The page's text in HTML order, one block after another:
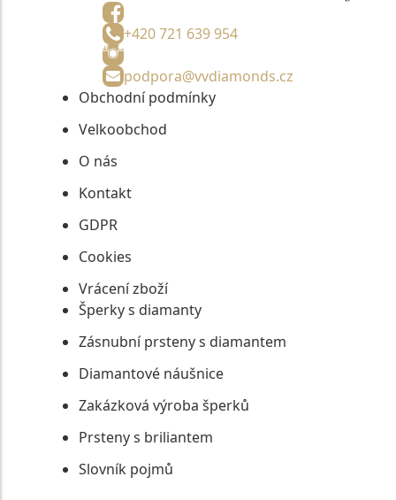
+420 721 639 954
podpora@vvdiamonds.cz
Obchodní podmínky
Velkoobchod
O nás
Kontakt
GDPR
Cookies
Vrácení zboží
Šperky s diamanty
Zásnubní prsteny s diamantem
Diamantové náušnice
Zakázková výroba šperků
Prsteny s briliantem
Slovník pojmů